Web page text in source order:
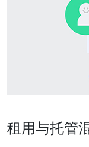
租用与托管